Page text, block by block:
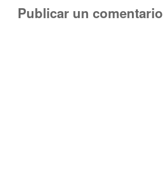
Publicar un comentario